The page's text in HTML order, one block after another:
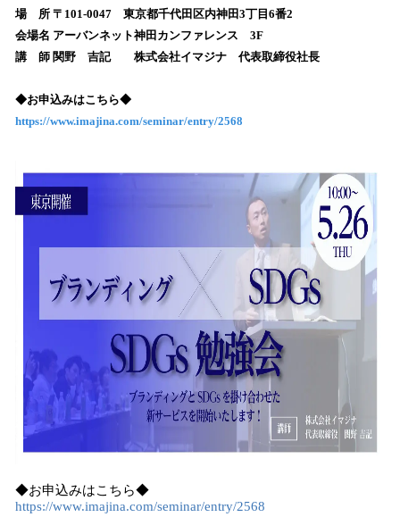
を
読
込
中
で
場 所 〒101-0047 東京都千代田区内神田3丁目6番2
会場名 アーバンネット神田カンファレンス 3F
講 師 関野 吉記 株式会社イマジナ 代表取締役社長
◆お申込みはこちら◆
https://www.imajina.com/seminar/entry/2568
◆お申込みはこちら◆
https://www.imajina.com/seminar/entry/2568